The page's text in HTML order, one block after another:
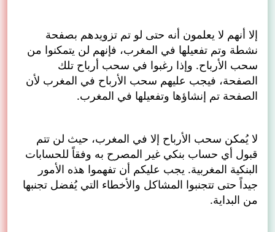
إلا أنهم لا يعلمون أنه حتى لو تم تزويدهم بصفحة
نشطة وتم تفعيلها في المغرب، فإنهم لن يتمكنوا من
سحب الأرباح. وإذا رغبوا في سحب أرباح تلك
الصفحة، فيجب عليهم سحب الأرباح في المغرب لأن
الصفحة تم إنشاؤها وتفعيلها في المغرب.
لا يُمكن سحب الأرباح إلا في المغرب، حيث لن تتم
قبول أي حساب بنكي غير المصرح به وفقاً للحسابات
البنكية المغربية. يجب عليكم أن تفهموا هذه الأمور
جيداً حتى تتجنبوا المشاكل والأخطاء التي يُفضل تجنبها
من البداية.